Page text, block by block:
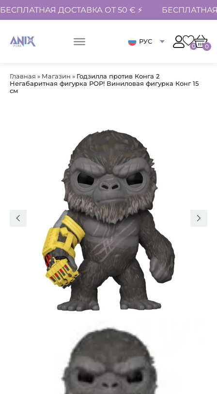
БЕСПЛАТНАЯ ДОСТАВКА ОТ 50 € ⚡
РУС
0 0
Главная » Магазин » Годзилла против Конга 2
Негабаритная фигурка POP! Виниловая фигурка Конг 15
см